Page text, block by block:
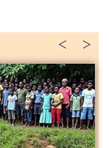
>
<